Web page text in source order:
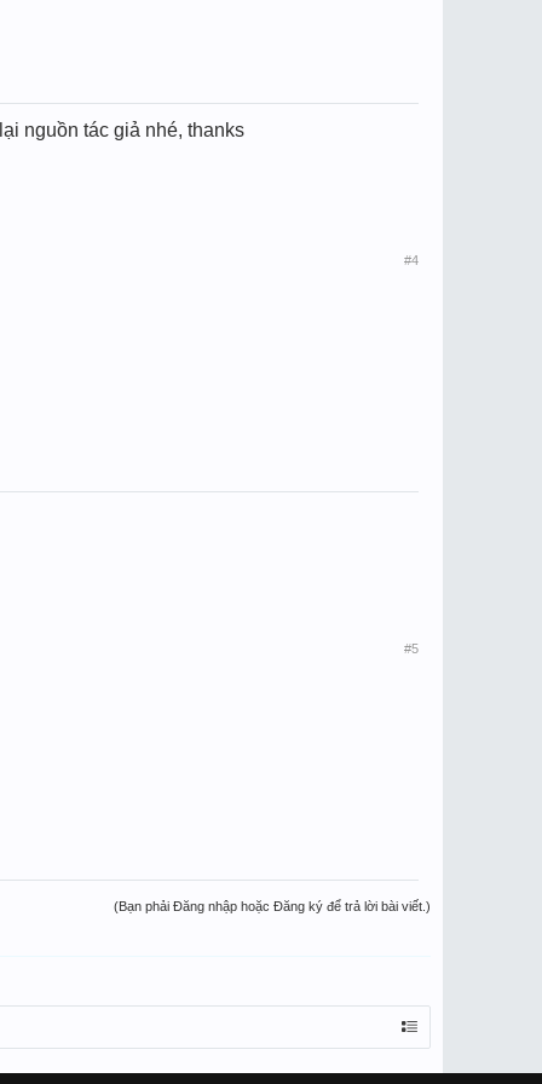
nguồn tác giả nhé, thanks
#4
#5
(Bạn phải Đăng nhập hoặc Đăng ký để trả lời bài viết.)